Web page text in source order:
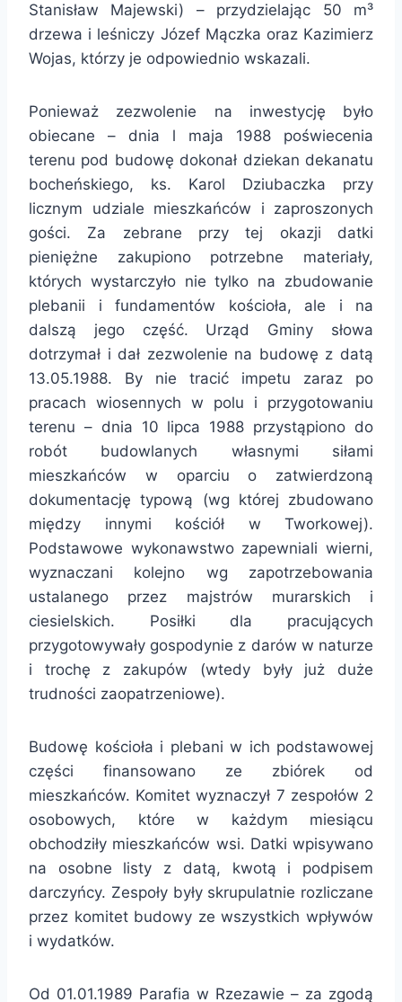
Stanisław Majewski) – przydzielając 50 m³
drzewa i leśniczy Józef Mączka oraz Kazimierz
Wojas, którzy je odpowiednio wskazali.
Ponieważ zezwolenie na inwestycję było
obiecane – dnia l maja 1988 poświecenia
terenu pod budowę dokonał dziekan dekanatu
bocheńskiego, ks. Karol Dziubaczka przy
licznym udziale mieszkańców i zaproszonych
gości. Za zebrane przy tej okazji datki
pieniężne zakupiono potrzebne materiały,
których wystarczyło nie tylko na zbudowanie
plebanii i fundamentów kościoła, ale i na
dalszą jego część. Urząd Gminy słowa
dotrzymał i dał zezwolenie na budowę z datą
13.05.1988. By nie tracić impetu zaraz po
pracach wiosennych w polu i przygotowaniu
terenu – dnia 10 lipca 1988 przystąpiono do
robót budowlanych własnymi siłami
mieszkańców w oparciu o zatwierdzoną
dokumentację typową (wg której zbudowano
między innymi kościół w Tworkowej).
Podstawowe wykonawstwo zapewniali wierni,
wyznaczani kolejno wg zapotrzebowania
ustalanego przez majstrów murarskich i
ciesielskich. Posiłki dla pracujących
przygotowywały gospodynie z darów w naturze
i trochę z zakupów (wtedy były już duże
trudności zaopatrzeniowe).
Budowę kościoła i plebani w ich podstawowej
części finansowano ze zbiórek od
mieszkańców. Komitet wyznaczył 7 zespołów 2
osobowych, które w każdym miesiącu
obchodziły mieszkańców wsi. Datki wpisywano
na osobne listy z datą, kwotą i podpisem
darczyńcy. Zespoły były skrupulatnie rozliczane
przez komitet budowy ze wszystkich wpływów
i wydatków.
Od 01.01.1989 Parafia w Rzezawie – za zgodą